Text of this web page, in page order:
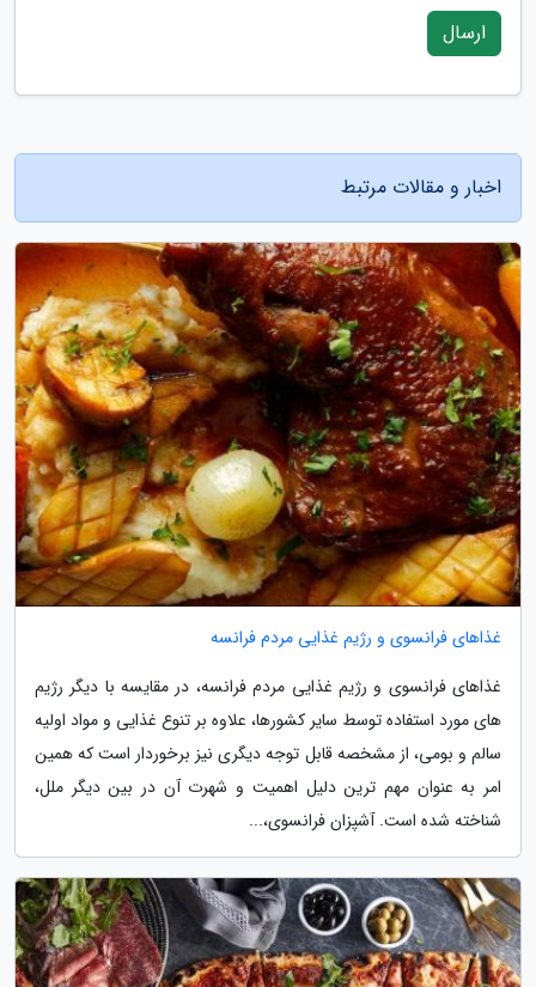
ارسال
اخبار و مقالات مرتبط
غذاهای فرانسوی و رژیم غذایی مردم فرانسه
غذاهای فرانسوی و رژیم غذایی مردم فرانسه، در مقایسه با دیگر رژیم
های مورد استفاده توسط سایر کشورها، علاوه بر تنوع غذایی و مواد اولیه
سالم و بومی، از مشخصه قابل توجه دیگری نیز برخوردار است که همین
امر به عنوان مهم ترین دلیل اهمیت و شهرت آن در بین دیگر ملل،
شناخته شده است. آشپزان فرانسوی،...